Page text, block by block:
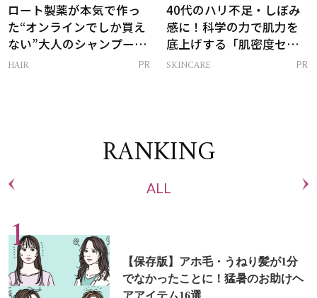
ロート製薬が本気で作っ
た“オンラインでしか買え
ない”大人のシャンプー＆
トリートメントって？
HAIR PR
40代のハリ不足・しぼみ
感に！科学の力で肌力を
底上げする「肌密度セラ
ム」
SKINCARE PR
RANKING
ALL
【保存版】アホ毛・うねり髪が1分
でなかったことに！猛暑のお助けヘ
アアイテム16選